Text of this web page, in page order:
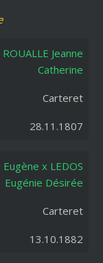
Jeanne
Catherine
Carteret
28.11.1807
Eugène x LEDOS
Eugénie Désirée
Carteret
13.10.1882